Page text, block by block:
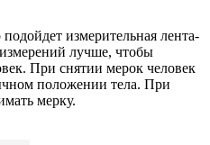
измерительная лента-
лучше, чтобы
При снятии мерок человек
положении тела. При
мерку.